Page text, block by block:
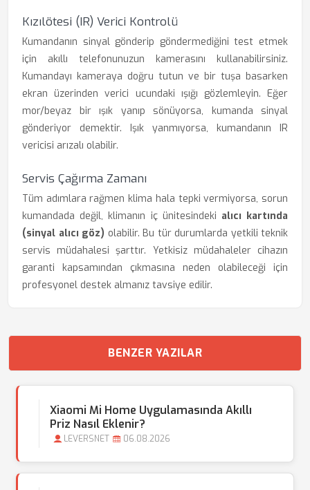
Kızılötesi (IR) Verici Kontrolü
Kumandanın sinyal gönderip göndermediğini test etmek
için akıllı telefonunuzun kamerasını kullanabilirsiniz.
Kumandayı kameraya doğru tutun ve bir tuşa basarken
ekran üzerinden verici ucundaki ışığı gözlemleyin. Eğer
mor/beyaz bir ışık yanıp sönüyorsa, kumanda sinyal
gönderiyor demektir. Işık yanmıyorsa, kumandanın IR
vericisi arızalı olabilir.
Servis Çağırma Zamanı
Tüm adımlara rağmen klima hala tepki vermiyorsa, sorun
kumandada değil, klimanın iç ünitesindeki alıcı kartında
(sinyal alıcı göz) olabilir. Bu tür durumlarda yetkili teknik
servis müdahalesi şarttır. Yetkisiz müdahaleler cihazın
garanti kapsamından çıkmasına neden olabileceği için
profesyonel destek almanız tavsiye edilir.
BENZER YAZILAR
Xiaomi Mi Home Uygulamasında Akıllı
Priz Nasıl Eklenir?
LEVERSNET 06.08.2026